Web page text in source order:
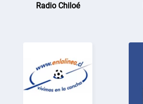
Radio Chiloé